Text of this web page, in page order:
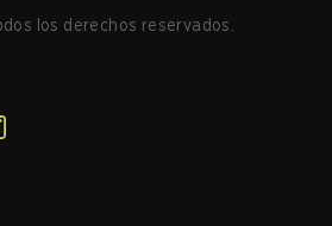
los derechos reservados.